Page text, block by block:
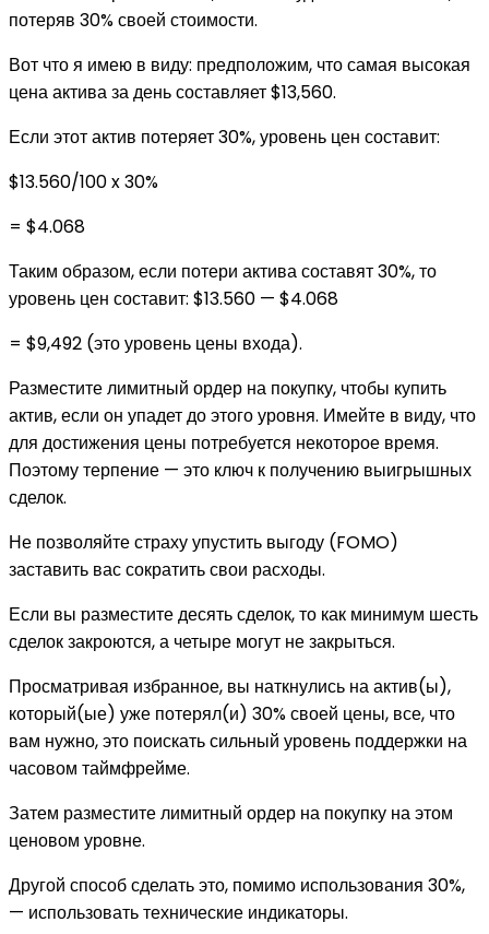
потеряв 30% своей стоимости.
Вот что я имею в виду: предположим, что самая высокая
цена актива за день составляет $13,560.
Если этот актив потеряет 30%, уровень цен составит:
$13.560/100 x 30%
= $4.068
Таким образом, если потери актива составят 30%, то
уровень цен составит: $13.560 — $4.068
= $9,492 (это уровень цены входа).
Разместите лимитный ордер на покупку, чтобы купить
актив, если он упадет до этого уровня. Имейте в виду, что
для достижения цены потребуется некоторое время.
Поэтому терпение — это ключ к получению выигрышных
сделок.
Не позволяйте страху упустить выгоду (FOMO)
заставить вас сократить свои расходы.
Если вы разместите десять сделок, то как минимум шесть
сделок закроются, а четыре могут не закрыться.
Просматривая избранное, вы наткнулись на актив(ы),
который(ые) уже потерял(и) 30% своей цены, все, что
вам нужно, это поискать сильный уровень поддержки на
часовом таймфрейме.
Затем разместите лимитный ордер на покупку на этом
ценовом уровне.
Другой способ сделать это, помимо использования 30%,
— использовать технические индикаторы.